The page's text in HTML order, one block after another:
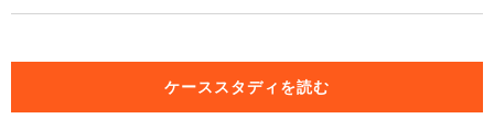
ケーススタディを読む